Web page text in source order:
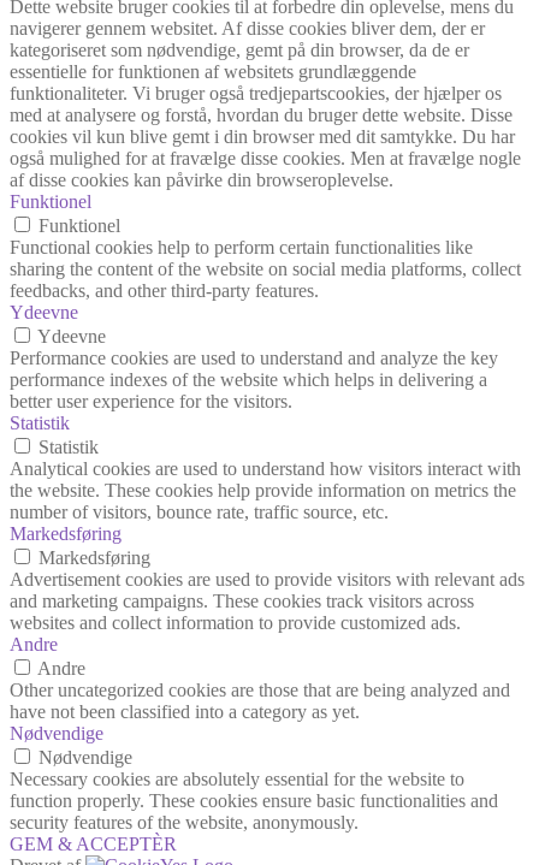
Dette website bruger cookies til at forbedre din oplevelse, mens du
navigerer gennem websitet. Af disse cookies bliver dem, der er
kategoriseret som nødvendige, gemt på din browser, da de er
essentielle for funktionen af websitets grundlæggende
funktionaliteter. Vi bruger også tredjepartscookies, der hjælper os
med at analysere og forstå, hvordan du bruger dette website. Disse
cookies vil kun blive gemt i din browser med dit samtykke. Du har
også mulighed for at fravælge disse cookies. Men at fravælge nogle
af disse cookies kan påvirke din browseroplevelse.
Funktionel
Funktionel
Functional cookies help to perform certain functionalities like
sharing the content of the website on social media platforms, collect
feedbacks, and other third-party features.
Ydeevne
Ydeevne
Performance cookies are used to understand and analyze the key
performance indexes of the website which helps in delivering a
better user experience for the visitors.
Statistik
Statistik
Analytical cookies are used to understand how visitors interact with
the website. These cookies help provide information on metrics the
number of visitors, bounce rate, traffic source, etc.
Markedsføring
Markedsføring
Advertisement cookies are used to provide visitors with relevant ads
and marketing campaigns. These cookies track visitors across
websites and collect information to provide customized ads.
Andre
Andre
Other uncategorized cookies are those that are being analyzed and
have not been classified into a category as yet.
Nødvendige
Nødvendige
Necessary cookies are absolutely essential for the website to
function properly. These cookies ensure basic functionalities and
security features of the website, anonymously.
GEM & ACCEPTÈR